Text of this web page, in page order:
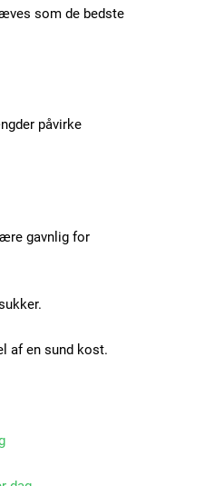
Ut mollis pellentesque tortor
som de bedste
påvirke
gavnlig for
af en sund kost.